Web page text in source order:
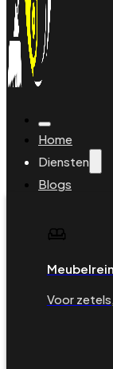
Home
Diensten
Voor
Blogs
Contact
Boeking